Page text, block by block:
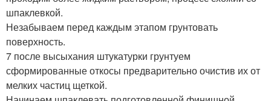
шпаклевкой.
Незабываем перед каждым этапом грунтовать
поверхность.
7 после высыхания штукатурки грунтуем
сформированные откосы предварительно очистив их от
мелких частиц щеткой.